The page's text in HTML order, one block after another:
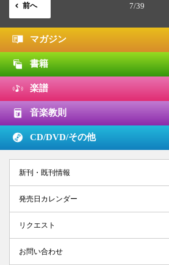
前へ 7/39
マガジン
書籍
楽譜
音楽教則
CD/DVD/その他
新刊・既刊情報
発売日カレンダー
リクエスト
お問い合わせ